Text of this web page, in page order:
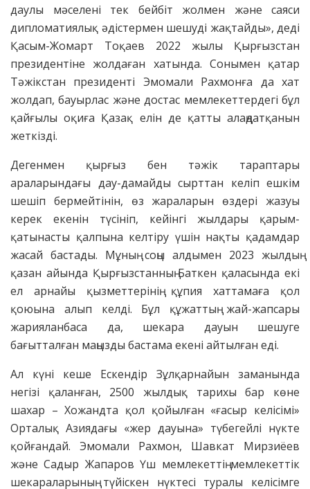
даулы мәселені тек бейбіт жолмен және саяси
дипломатиялық әдістермен шешуді жақтайды», деді
Қасым-Жомарт Тоқаев 2022 жылы Қырғызстан
президентіне жолдаған хатында. Сонымен қатар
Тәжікстан президенті Эмомали Рахмонға да хат
жолдап, бауырлас және достас мемлекеттердегі бұл
қайғылы оқиға Қазақ елін де қатты алаңдатқанын
жеткізді.
Дегенмен қырғыз бен тәжік тараптары
араларындағы дау-дамайды сырттан келіп ешкім
шешіп бермейтінін, өз жараларын өздері жазуы
керек екенін түсініп, кейінгі жылдары қарым-
қатынасты қалпына келтіру үшін нақты қадамдар
жасай бастады. Мұның соңы алдымен 2023 жылдың
қазан айында Қырғызстанның Баткен қаласында екі
ел арнайы қызметтерінің құпия хаттамаға қол
қоюына алып келді. Бұл құжаттың жай-жапсары
жария­ланбаса да, шекара дауын шешуге
бағытталған маңызды бастама екені айтылған еді.
Ал күні кеше Ескендір Зұлқар­найын заманында
негізі қаланған, 2500 жылдық тарихы бар көне
шахар – Хожандта қол қойылған «ғасыр келісімі»
Орталық Азиядағы «жер дауына» түбегейлі нүкте
қойғандай. Эмо­мали Рахмон, Шавкат Мирзиёев
және Садыр Жапаров Үш мем­лекет­тің мемлекеттік
шекара­лары­ның түйіскен нүктесі туралы келісім­ге